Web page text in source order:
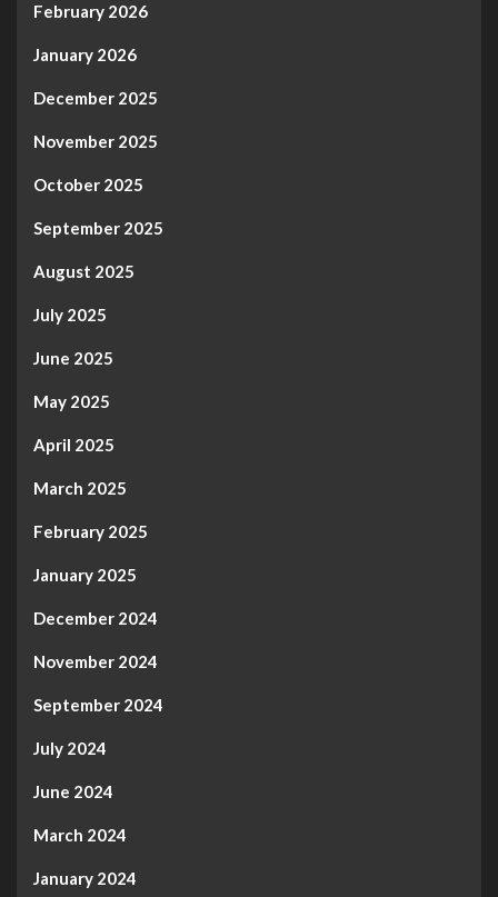
February 2026
January 2026
December 2025
November 2025
October 2025
September 2025
August 2025
July 2025
June 2025
May 2025
April 2025
March 2025
February 2025
January 2025
December 2024
November 2024
September 2024
July 2024
June 2024
March 2024
January 2024